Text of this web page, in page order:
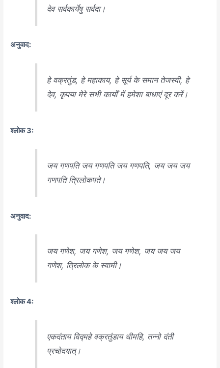
देव सर्वकार्येषु सर्वदा।
अनुवाद:
हे वक्रतुंड, हे महाकाय, हे सूर्य के समान तेजस्वी, हे
देव, कृपया मेरे सभी कार्यों में हमेशा बाधाएं दूर करें।
श्लोक 3:
जय गणपति जय गणपति जय गणपति, जय जय जय
गणपति त्रिलोकपते।
अनुवाद:
जय गणेश, जय गणेश, जय गणेश, जय जय जय
गणेश, त्रिलोक के स्वामी।
श्लोक 4:
एकदंताय विद्महे वक्रतुंडाय धीमहि, तन्नो दंती
प्रचोदयात्।